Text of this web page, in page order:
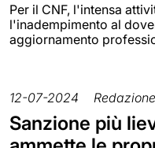
Per il CNF, l'intensa
l'inadempimento al
aggiornamento
12-07-2024 Redazione
Sanzione più